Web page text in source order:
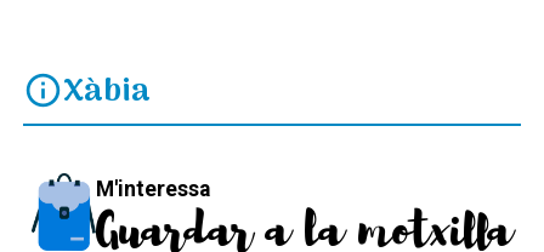
infoXàbia
M'interessa
Guardar a la motxilla